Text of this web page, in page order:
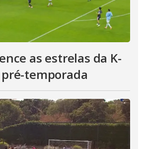
as estrelas da K-
temporada